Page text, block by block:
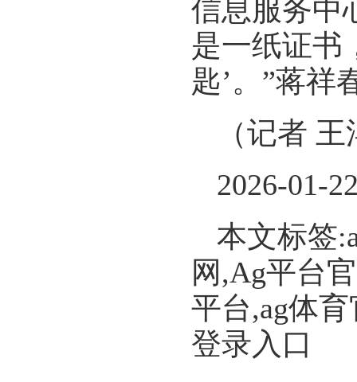
信息服务中
是一纸证书
匙’。”蒋祥
（记者
2026-01-
本文标签
网,Ag平台
平台,ag体
登录入口